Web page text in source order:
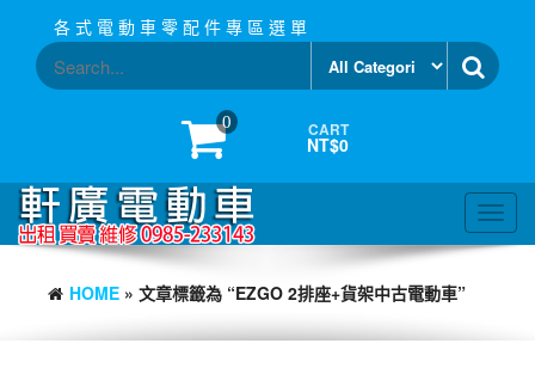
content
各 式 電 動 車 零 配 件 專 區 選 單
0 CART
NT$0
HOME » 文章標籤為 “EZGO 2排座+貨架中古電動車”